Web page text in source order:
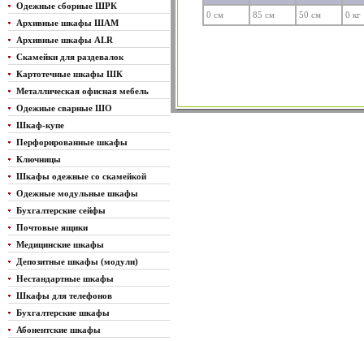
Одежные сборные ШРК
Архивные шкафы ШАМ
Архивные шкафы ALR
Скамейки для раздевалок
Картотечные шкафы ШК
Металлическая офисная мебель
Одежные сварные ШО
Шкаф-купе
Перфорированные шкафы
Ключницы
Шкафы одежные со скамейкой
Одежные модульные шкафы
Бухгалтерские сейфы
Почтовые ящики
Медицинские шкафы
Депозитные шкафы (модули)
Нестандартные шкафы
Шкафы для телефонов
Бухгалтерские шкафы
Абонентские шкафы
0 см 85 см 50 см 0 кг